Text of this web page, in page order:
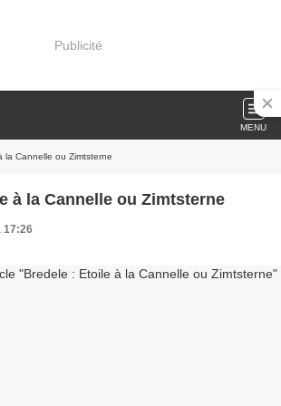
Publicité
MENU
la Cannelle ou Zimtsterne
à la Cannelle ou Zimtsterne
17:26